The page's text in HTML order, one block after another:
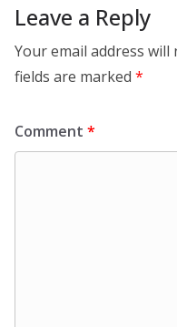
Leave a Reply
Your email address will
fields are marked *
Comment *